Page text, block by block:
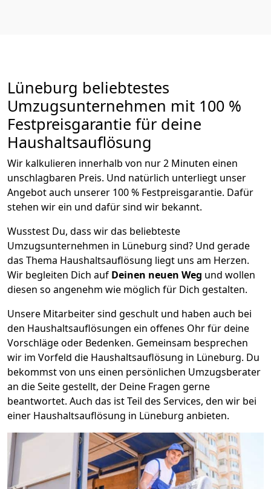
Lüneburg beliebtestes
Umzugsunternehmen mit 100 %
Festpreisgarantie für deine
Haushaltsauflösung
Wir kalkulieren innerhalb von nur 2 Minuten einen
unschlagbaren Preis. Und natürlich unterliegt unser
Angebot auch unserer 100 % Festpreisgarantie. Dafür
stehen wir ein und dafür sind wir bekannt.
Wusstest Du, dass wir das beliebteste
Umzugsunternehmen in Lüneburg sind? Und gerade
das Thema Haushaltsauflösung liegt uns am Herzen.
Wir begleiten Dich auf Deinen neuen Weg und wollen
diesen so angenehm wie möglich für Dich gestalten.
Unsere Mitarbeiter sind geschult und haben auch bei
den Haushaltsauflösungen ein offenes Ohr für deine
Vorschläge oder Bedenken. Gemeinsam besprechen
wir im Vorfeld die Haushaltsauflösung in Lüneburg. Du
bekommst von uns einen persönlichen Umzugsberater
an die Seite gestellt, der Deine Fragen gerne
beantwortet. Auch das ist Teil des Services, den wir bei
einer Haushaltsauflösung in Lüneburg anbieten.